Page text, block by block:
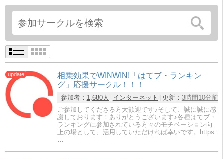
相乗効果でWINWIN!「はてブ・ランキン
グ」応援サークル！！！
参加者： 1,680人 インターネット 更新： 3時間10分前
ご参加してくださる方大歓迎です♪そして、誠に誠に感
謝しております！ありがとうございます♪各種はてブ・
ランキングに参加されている方々のモチベーション向
上の場として、活用していただければ幸いです。https: